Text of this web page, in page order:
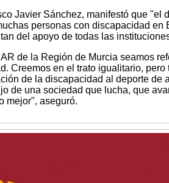
Javier Sánchez, manifestó que "el
personas con discapacidad en
del apoyo de todas las
de la Región de Murcia seamos
Creemos en el trato igualitario, pero
de la discapacidad al deporte de
de una sociedad que lucha, que
mejor", aseguró.